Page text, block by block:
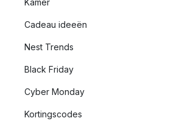
Cadeau ideeën
Nest Trends
Black Friday
Cyber Monday
Kortingscodes